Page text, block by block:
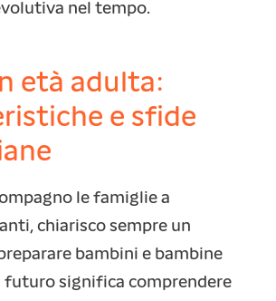
nel tempo.
età adulta:
e sfide
le famiglie a
chiarisco sempre un
bambini e bambine
futuro significa comprendere